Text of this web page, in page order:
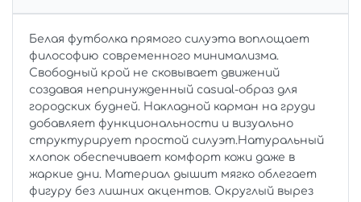
Белая футболка прямого силуэта воплощает
философию современного минимализма.
Свободный крой не сковывает движений
создавая непринужденный casual-образ для
городских будней. Накладной карман на груди
добавляет функциональности и визуально
структурирует простой силуэт.Натуральный
хлопок обеспечивает комфорт кожи даже в
жаркие дни. Материал дышит мягко облегает
фигуру без лишних акцентов. Округлый вырез